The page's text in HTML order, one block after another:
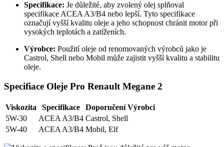
Specifikace: Je důležité, aby zvolený olej splňoval
specifikace ACEA A3/B4 nebo lepší. Tyto specifikace
označují vyšší kvalitu oleje a jeho schopnost chránit motor při
vysokých teplotách a zatíženích.
Výrobce: Použití oleje od renomovaných výrobců jako je
Castrol, Shell nebo Mobil může zajistit vyšší kvalitu a stabilitu
oleje.
Specifiace Oleje Pro Renault Megane 2
Viskozita Specifikace
Doporučení Výrobci
5W-30
ACEA A3/B4 Castrol, Shell
5W-40
ACEA A3/B4 Mobil, Elf